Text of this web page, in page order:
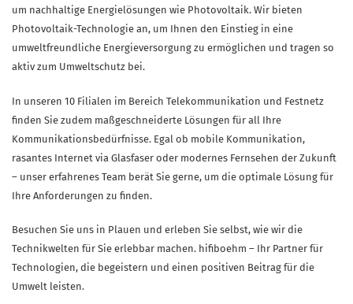
um nachhaltige Energielösungen wie Photovoltaik. Wir bieten
Photovoltaik-Technologie an, um Ihnen den Einstieg in eine
umweltfreundliche Energieversorgung zu ermöglichen und tragen so
aktiv zum Umweltschutz bei.
In unseren 10 Filialen im Bereich Telekommunikation und Festnetz
finden Sie zudem maßgeschneiderte Lösungen für all Ihre
Kommunikationsbedürfnisse. Egal ob mobile Kommunikation,
rasantes Internet via Glasfaser oder modernes Fernsehen der Zukunft
– unser erfahrenes Team berät Sie gerne, um die optimale Lösung für
Ihre Anforderungen zu finden.
Besuchen Sie uns in Plauen und erleben Sie selbst, wie wir die
Technikwelten für Sie erlebbar machen. hifiboehm – Ihr Partner für
Technologien, die begeistern und einen positiven Beitrag für die
Umwelt leisten.